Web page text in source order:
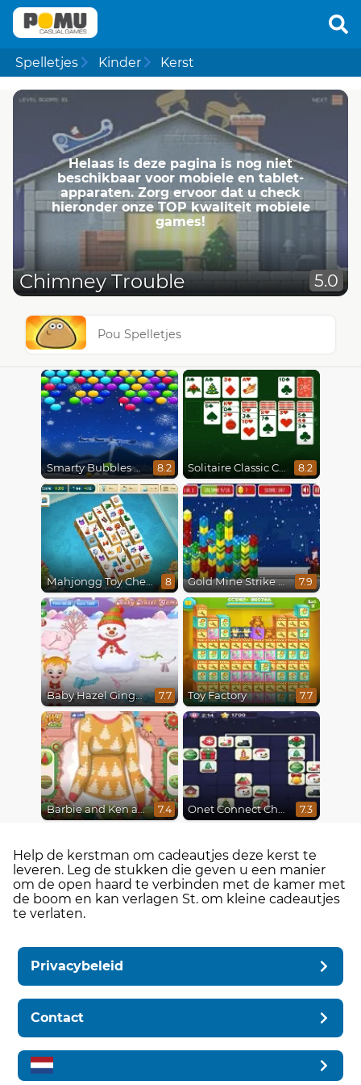
Spelletjes Kinder Kerst
Helaas is deze pagina is nog niet
beschikbaar voor mobiele en tablet-
apparaten. Zorg ervoor dat u check
hieronder onze TOP kwaliteit mobiele
games!
Chimney Trouble 5.0
Pou Spelletjes
Smarty Bubbles X-Mas Edition 8.2 Solitaire Classic Christmas 8.2
Mahjongg Toy Chest 8 Gold Mine Strike Christmas 7.9
Baby Hazel Gingerbread House 7.7 Toy Factory 7.7
Barbie and Ken a Perfect Christmas 7.4 Onet Connect Christmas 7.3
Help de kerstman om cadeautjes deze kerst te
leveren. Leg de stukken die geven u een manier
om de open haard te verbinden met de kamer met
de boom en kan verlagen St. om kleine cadeautjes
te verlaten.
Privacybeleid
Contact